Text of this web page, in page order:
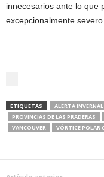
innecesarios ante lo que
excepcionalmente severo.
ETIQUETAS ALERTA INVERNAL
PROVINCIAS DE LAS PRADERAS
VANCOUVER
VÓRTICE POLAR